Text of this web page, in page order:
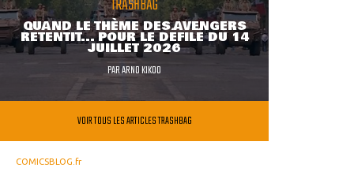
TRASHBAG
QUAND LE THÈME DES AVENGERS
RETENTIT... POUR LE DÉFILÉ DU 14
JUILLET 2026
PARARNO KIKOO
VOIR TOUS LES ARTICLES TRASHBAG
COMICSBLOG.fr